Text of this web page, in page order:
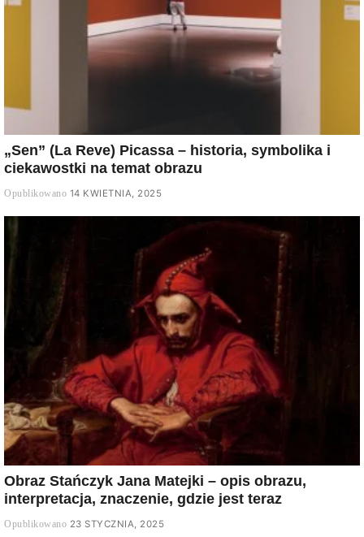
„Sen” (La Reve) Picassa – historia, symbolika i
ciekawostki na temat obrazu
14 KWIETNIA, 2025
Obraz Stańczyk Jana Matejki – opis obrazu,
interpretacja, znaczenie, gdzie jest teraz
23 STYCZNIA, 2025